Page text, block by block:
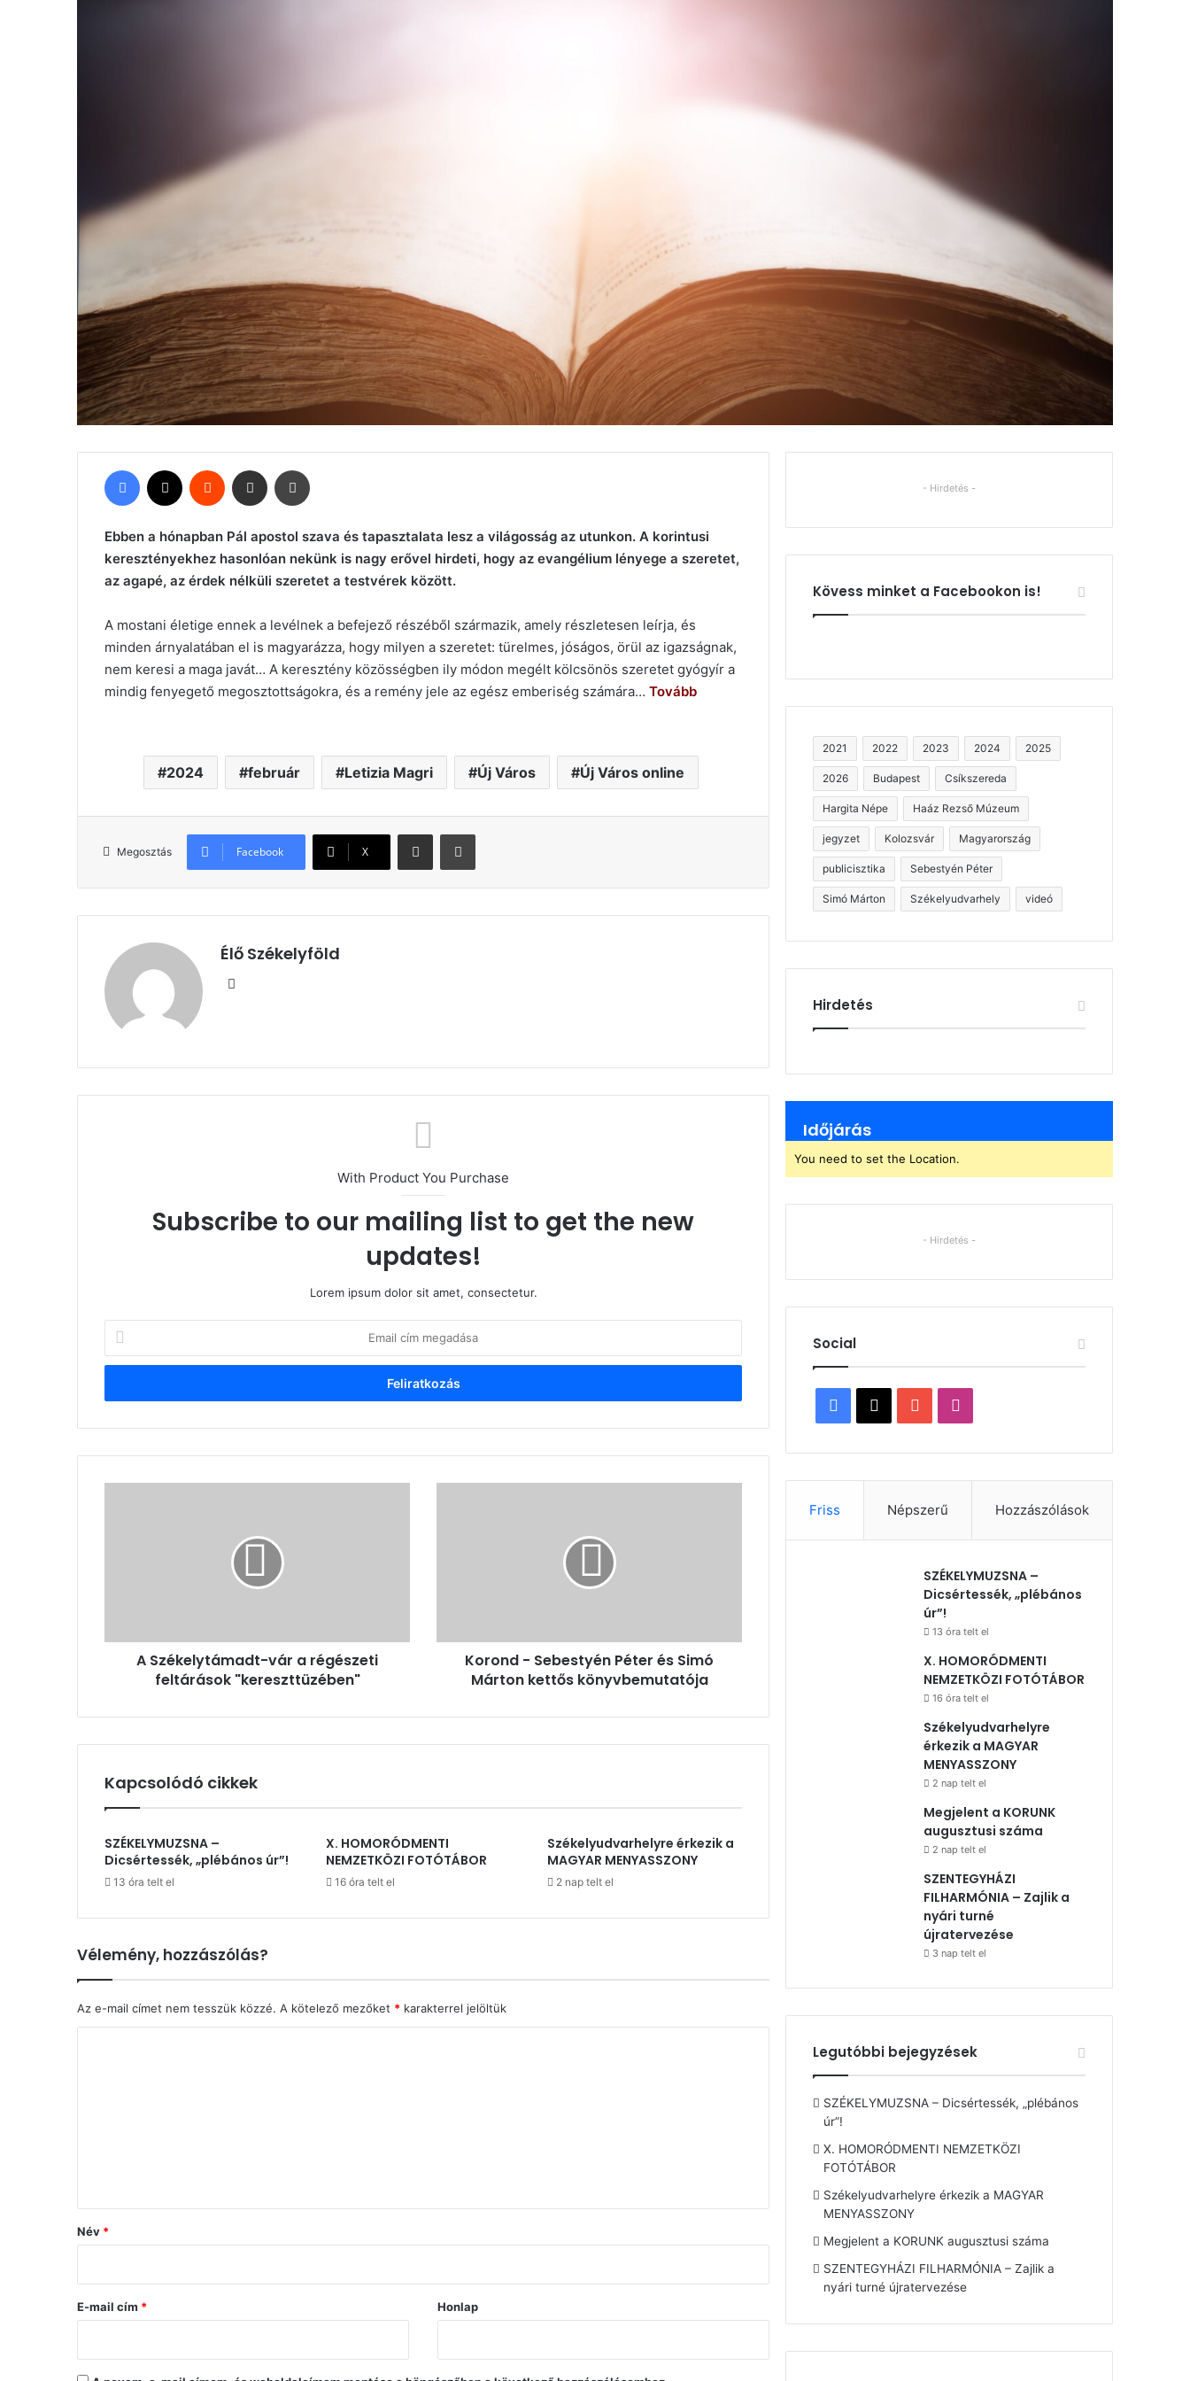
Facebook Reddit Megosztás email-ben
Ebben a hónapban Pál apostol szava és tapasztalata lesz a világosság az utunkon. A korintusi
keresztényekhez hasonlóan nekünk is nagy erővel hirdeti, hogy az evangélium lényege a szeretet,
az agapé, az érdek nélküli szeretet a testvérek között.
A mostani életige ennek a levélnek a befejező részéből származik, amely részletesen leírja, és
minden árnyalatában el is magyarázza, hogy milyen a szeretet: türelmes, jóságos, örül az igazságnak,
nem keresi a maga javát… A keresztény közösségben ily módon megélt kölcsönös szeretet gyógyír a
mindig fenyegető megosztottságokra, és a remény jele az egész emberiség számára… Tovább
2024 február Letizia Magri Új Város Új Város online
Megosztás Facebook X
Megosztás email-ben Nyomtatás
Élő Székelyföld
With Product You Purchase
Subscribe to our mailing list to get the new
updates!
Lorem ipsum dolor sit amet, consectetur.
cím
megadása
A Székelytámadt-vár a régészeti
feltárások "kereszttüzében"
könyvbemutatója
Korond - Sebestyén Péter és Simó
Márton kettős könyvbemutatója
Kapcsolódó cikkek
SZÉKELYMUZSNA –
Dicsértessék, „plébános úr”!
13 óra telt el
X. HOMORÓDMENTI
NEMZETKÖZI FOTÓTÁBOR
16 óra telt el
Székelyudvarhelyre érkezik a
MAGYAR MENYASSZONY
2 nap telt el
Vélemény, hozzászólás?
Az e-mail címet nem tesszük közzé. A kötelező mezőket * karakterrel jelöltük
ó
s
Név *
E-mail cím * Honlap
- Hirdetés -
Kövess minket a Facebookon is!
2021 2022 2023 2024 2025
2026 Budapest Csíkszereda
Hargita Népe Haáz Rezső Múzeum
jegyzet Kolozsvár Magyarország
publicisztika Sebestyén Péter
Simó Márton Székelyudvarhely videó
Hirdetés
Időjárás
You need to set the Location.
- Hirdetés -
Social
Facebook
X YouTube
Friss Népszerű Hozzászólások
SZÉKELYMUZSNA –
Dicsértessék, „plébános
úr”!
13 óra telt el
X. HOMORÓDMENTI
NEMZETKÖZI FOTÓTÁBOR
16 óra telt el
Székelyudvarhelyre
érkezik a MAGYAR
MENYASSZONY
2 nap telt el
Megjelent a KORUNK
augusztusi száma
2 nap telt el
SZENTEGYHÁZI
FILHARMÓNIA – Zajlik a
nyári turné
újratervezése
3 nap telt el
Legutóbbi bejegyzések
SZÉKELYMUZSNA – Dicsértessék, „plébános
úr”!
X. HOMORÓDMENTI NEMZETKÖZI
FOTÓTÁBOR
Székelyudvarhelyre érkezik a MAGYAR
MENYASSZONY
Megjelent a KORUNK augusztusi száma
SZENTEGYHÁZI FILHARMÓNIA – Zajlik a
nyári turné újratervezése